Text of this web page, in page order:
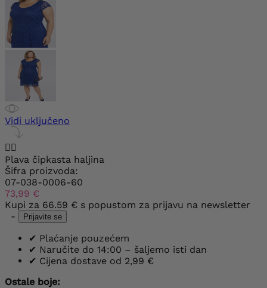
Vidi uključeno

Plava čipkasta haljina
Šifra proizvoda:
07-038-0006-60
73,99 €
Kupi za 66.59 € s popustom za prijavu na newsletter
-
Prijavite se
✔ Plaćanje pouzećem
✔ Naručite do 14:00 – šaljemo isti dan
✔ Cijena dostave od 2,99 €
Ostale boje: